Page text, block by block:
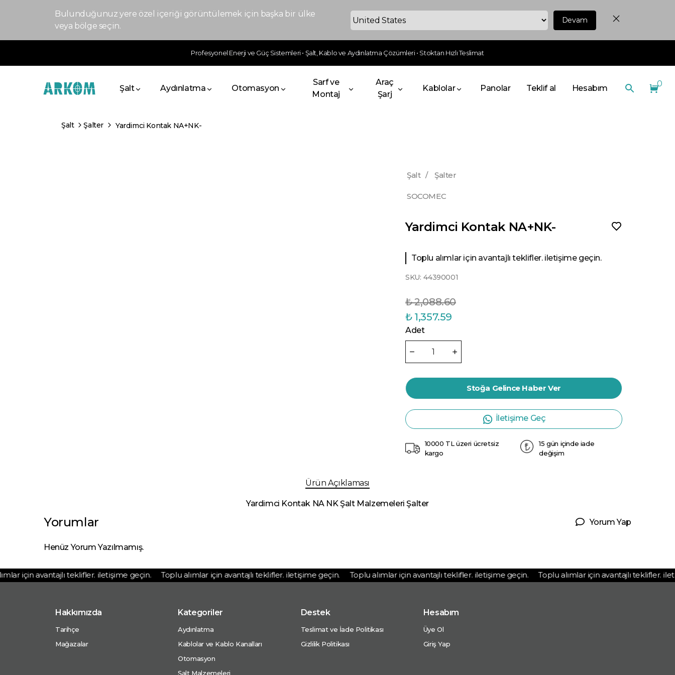
Bulunduğunuz yere özel içeriği görüntülemek için başka bir ülke
veya bölge seçin.
Devam
Profesyonel Enerji ve Güç Sistemleri • Şalt, Kablo ve Aydınlatma Çözümleri • Stoktan Hızlı Teslimat
Şalt Aydınlatma Otomasyon
Sarf ve
Montaj
Araç
Şarj
Kablolar Panolar Teklif al Hesabım 0
Şalt Şalter Yardimci Kontak NA+NK-
Şalt / Şalter
SOCOMEC
Yardimci Kontak NA+NK-
Toplu alımlar için avantajlı teklifler. iletişime geçin.
SKU: 44390001
₺ 2,088.60
₺ 1,357.59
Adet
Stoğa Gelince Haber Ver
İletişime Geç
10000 TL üzeri ücretsiz
kargo
15 gün içinde iade
değişim
Ürün Açıklaması
Yardimci Kontak NA NK Şalt Malzemeleri Şalter
Yorumlar Yorum Yap
Henüz Yorum Yazılmamış.
için avantajlı teklifler. iletişime geçin. Toplu alımlar için avantajlı teklifler. iletişime geçin. Toplu alımlar için avantajlı teklifler. iletişime geçin. Toplu alımlar için avantajlı teklifler.
Hakkımızda
Tarihçe
Mağazalar
Kategoriler
Aydınlatma
Kablolar ve Kablo Kanalları
Otomasyon
Şalt Malzemeleri
Destek
Teslimat ve İade Politikası
Gizlilik Politikası
Hesabım
Üye Ol
Giriş Yap